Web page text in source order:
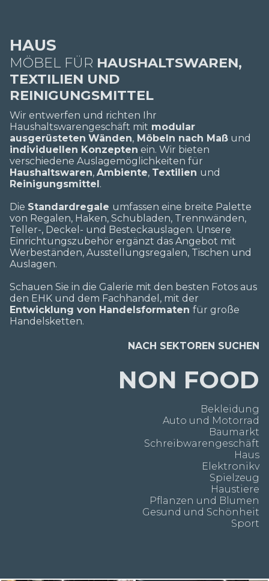
HAUS
MÖBEL FÜR HAUSHALTSWAREN,
TEXTILIEN UND
REINIGUNGSMITTEL
Wir entwerfen und richten Ihr
Haushaltswarengeschäft mit modular
ausgerüsteten Wänden, Möbeln nach Maß und
individuellen Konzepten ein. Wir bieten
verschiedene Auslagemöglichkeiten für
Haushaltswaren, Ambiente, Textilien und
Reinigungsmittel.
Die Standardregale umfassen eine breite Palette
von Regalen, Haken, Schubladen, Trennwänden,
Teller-, Deckel- und Besteckauslagen. Unsere
Einrichtungszubehör ergänzt das Angebot mit
Werbeständen, Ausstellungsregalen, Tischen und
Auslagen.
Schauen Sie in die Galerie mit den besten Fotos aus
den EHK und dem Fachhandel, mit der
Entwicklung von Handelsformaten für große
Handelsketten.
NACH SEKTOREN SUCHEN
NON FOOD
Bekleidung
Auto und Motorrad
Baumarkt
Schreibwarengeschäft
Haus
Elektronikv
Spielzeug
Haustiere
Pflanzen und Blumen
Gesund und Schönheit
Sport